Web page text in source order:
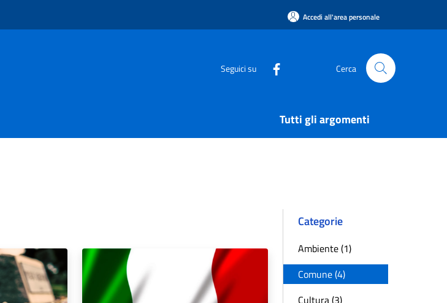
Accedi all'area personale
Seguici su Cerca
Tutti gli argomenti
Categorie
Ambiente (1)
Comune (4)
Cultura (3)